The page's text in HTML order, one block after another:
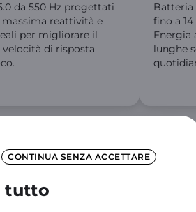
CONTINUA SENZA ACCETTARE
tutto
da 550 Hz progettati
reattività e
per migliorare il
di risposta
Batteria
fino a
Energia
lunghe